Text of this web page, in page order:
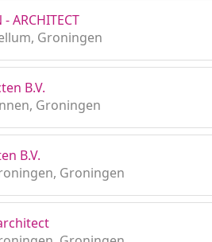
- ARCHITECT
Groningen
B.V.
Groningen
B.V.
Groningen